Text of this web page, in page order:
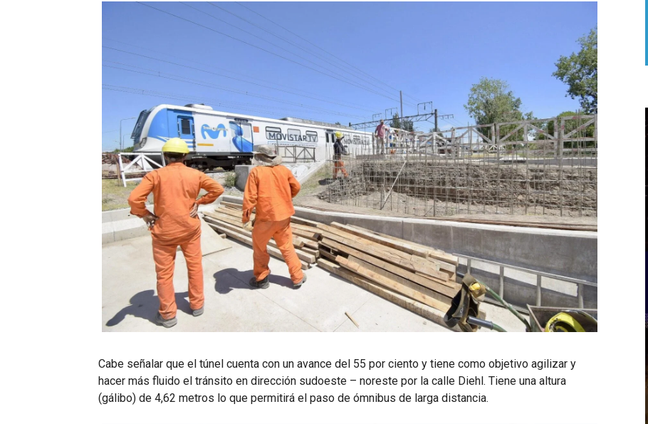
Cabe señalar que el túnel cuenta con un avance del 55 por ciento y tiene como objetivo agilizar y
hacer más fluido el tránsito en dirección sudoeste – noreste por la calle Diehl. Tiene una altura
(gálibo) de 4,62 metros lo que permitirá el paso de ómnibus de larga distancia.